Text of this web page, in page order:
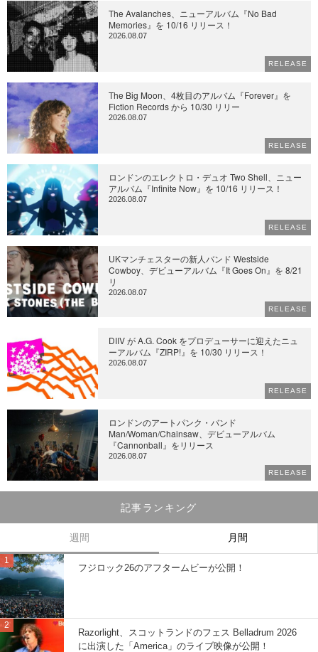
The Avalanches、ニューアルバム『No Bad
Memories』を 10/16 リリース！
2026.08.07
RELEASE
The Big Moon、4枚目のアルバム『Forever』を
Fiction Records から 10/30 リリー
2026.08.07
RELEASE
ロンドンのエレクトロ・デュオ Two Shell、ニュー
アルバム『Infinite Now』を 10/16 リリース！
2026.08.07
RELEASE
UKマンチェスターの新人バンド Westside
Cowboy、デビューアルバム『It Goes On』を 8/21
リ
2026.08.07
RELEASE
DIIV が A.G. Cook をプロデューサーに迎えたニュ
ーアルバム『ZIRP!』を 10/30 リリース！
2026.08.07
RELEASE
ロンドンのアートパンク・バンド
Man/Woman/Chainsaw、デビューアルバム
『Cannonball』をリリース
2026.08.07
RELEASE
記事ランキング
週間 月間
フジロック26のアフタームビーが公開！
Razorlight、スコットランドのフェス Belladrum 2026
に出演した「America」のライブ映像が公開！